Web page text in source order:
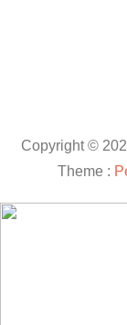
Copyright ©
Theme :